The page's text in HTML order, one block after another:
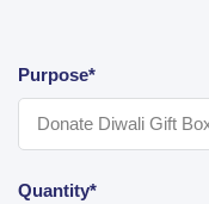
Purpose*
Quantity*